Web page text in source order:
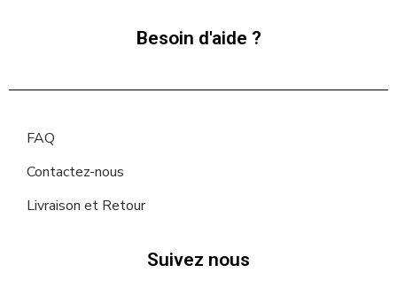
Besoin d'aide ?
FAQ
Contactez-nous
Livraison et Retour
Suivez nous